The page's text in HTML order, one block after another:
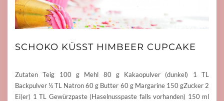
SCHOKO KÜSST HIMBEER CUPCAKE
Zutaten Teig 100 g Mehl 80 g Kakaopulver (dunkel) 1 TL
Backpulver ½ TL Natron 60 g Butter 60 g Margarine 150 gZucker 2
Ei(er) 1 TL Gewürzpaste (Haselnusspaste falls vorhanden) 150 ml